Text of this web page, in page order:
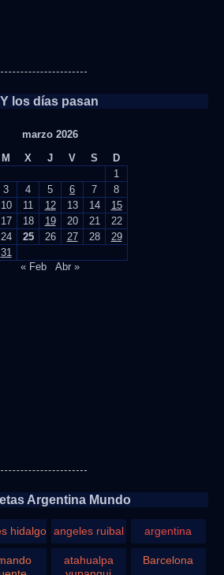
Y los días pasan
marzo 2026
M X J V S
D
1
3 4 5 6 7
8
10 11 12 13 14
15
17 18 19 20 21
22
24 25 26 27 28
29
31
« Feb
Abr »
Argentina Mundo
hidalgo angeles ruibal argentina
atahualpa
Barcelona